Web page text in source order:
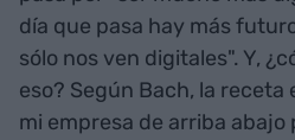
día que pasa hay más
sólo nos ven digitales". Y,
eso? Según Bach, la receta
mi empresa de arriba abajo